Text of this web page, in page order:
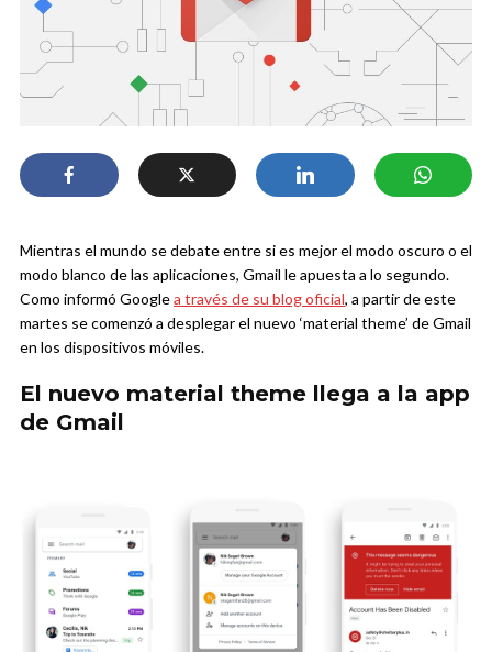
Mientras el mundo se debate entre si es mejor el modo oscuro o el
modo blanco de las aplicaciones, Gmail le apuesta a lo segundo.
Como informó Googlea través de su blog oficial, a partir de este
martes se comenzó a desplegar el nuevo ‘material theme’ de Gmail
en los dispositivos móviles.
El nuevo material theme llega a la app
de Gmail